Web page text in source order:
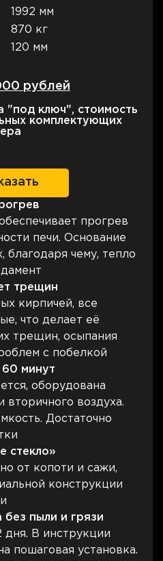
1992 мм
870 кг
120 мм
рублей
"под ключ", стоимость
комплектующих
прогрев
печи. Основание
благодаря чему, тепло
трещин
кирпичей, все
что делает её
трещин, осыпания
с побелкой
60 минут
оборудована
вторичного воздуха.
Достаточно
стекло»
от копоти и сажи,
конструкции
без пыли и грязи
дня. В инструкции
пошаговая установка.